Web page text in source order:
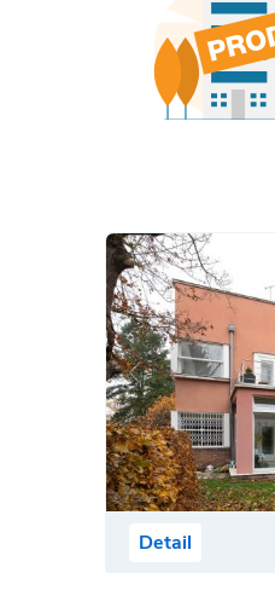
Detail